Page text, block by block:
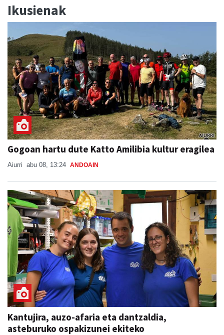
Ikusienak
Gogoan hartu dute Katto Amilibia kultur eragilea
Aiurri abu 08, 13:24 ANDOAIN
Kantujira, auzo-afaria eta dantzaldia,
asteburuko ospakizunei ekiteko